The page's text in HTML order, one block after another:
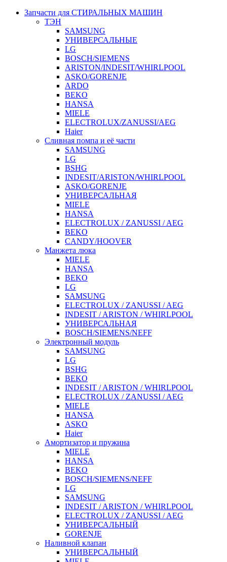
Запчасти для СТИРАЛЬНЫХ МАШИН
ТЭН
SAMSUNG
УНИВЕРСАЛЬНЫЕ
LG
BOSCH/SIEMENS
ARISTON/INDESIT/WHIRLPOOL
ASKO/GORENJE
ARDO
BEKO
HANSA
MIELE
ELECTROLUX/ZANUSSI/AEG
Haier
Сливная помпа и её части
SAMSUNG
LG
BSHG
INDESIT/ARISTON/WHIRLPOOL
ASKO/GORENJE
УНИВЕРСАЛЬНАЯ
MIELE
HANSA
ELECTROLUX / ZANUSSI / AEG
BEKO
CANDY/HOOVER
Манжета люка
MIELE
HANSA
BEKO
LG
SAMSUNG
ELECTROLUX / ZANUSSI / AEG
INDESIT / ARISTON / WHIRLPOOL
УНИВЕРСАЛЬНАЯ
BOSCH/SIEMENS/NEFF
Электронный модуль
SAMSUNG
LG
BSHG
BEKO
INDESIT / ARISTON / WHIRLPOOL
ELECTROLUX / ZANUSSI / AEG
MIELE
HANSA
ASKO
Haier
Амортизатор и пружина
MIELE
HANSA
BEKO
BOSCH/SIEMENS/NEFF
LG
SAMSUNG
INDESIT / ARISTON / WHIRLPOOL
ELECTROLUX / ZANUSSI / AEG
УНИВЕРСАЛЬНЫЙ
GORENJE
Наливной клапан
УНИВЕРСАЛЬНЫЙ